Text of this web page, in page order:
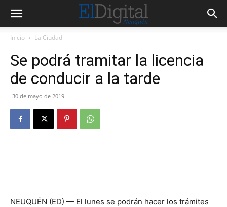
Inicio La Ciudad
Se podrá tramitar la licencia
de conducir a la tarde
30 de mayo de 2019
NEUQUÉN (ED) — El lunes se podrán hacer los trámites